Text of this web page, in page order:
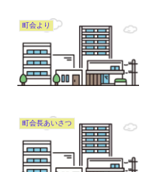
町会より
町会長あいさつ